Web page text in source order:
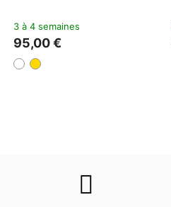
3 à 4 semaines
95,00 €